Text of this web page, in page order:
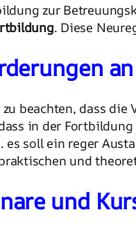
zur
. Diese
beachten, dass
in der Fortbildung
es soll ein reger
und
und